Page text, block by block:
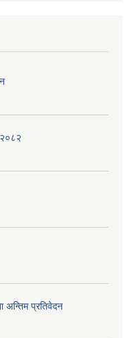
२०८२
अन्तिम प्रतिवेदन